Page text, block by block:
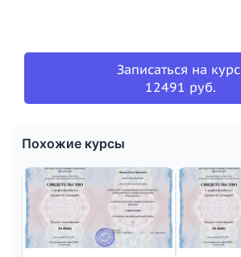
Записаться на курс
12491 руб.
Похожие курсы